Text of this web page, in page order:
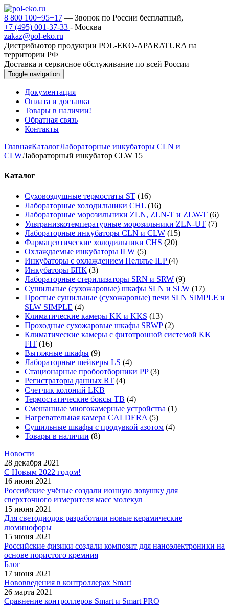
8 800 100−95−17 — Звонок по России бесплатный,
+7 (495) 001-37-33 - Москва
zakaz@pol-eko.ru
Дистрибьютор продукции POL-EKO-APARATURA на
территории РФ
Доставка и сервисное обслуживание по всей России
Toggle navigation
Документация
Оплата и доставка
Товары в наличии!
Обратная связь
Контакты
ГлавнаяКаталогЛабораторные инкубаторы CLN и
CLWЛабораторный инкубатор CLW 15
Каталог
Суховоздушные термостаты ST (16)
Лабораторные холодильники CHL (16)
Лабораторные морозильники ZLN, ZLN-T и ZLW-T (6)
Ультранизкотемпературные морозильники ZLN-UT (7)
Лабораторные инкубаторы CLN и CLW (15)
Фармацевтические холодильники CHS (20)
Охлаждаемые инкубаторы ILW (5)
Инкубаторы с охлаждением Пельтье ILP(4)
Инкубаторы БПК (3)
Лабораторные стерилизаторы SRN и SRW (9)
Сушильные (сухожаровые) шкафы SLN и SLW (17)
Простые сушильные (сухожаровые) печи SLN SIMPLE и
SLW SIMPLE (4)
Климатические камеры KK и KKS (13)
Проходные сухожаровые шкафы SRWP(2)
Климатические камеры с фитотронной системой KK
FIT (16)
Вытяжные шкафы (9)
Лабораторные шейкеры LS (4)
Стационарные пробоотборники PP (3)
Регистраторы данных RT (4)
Счетчик колоний LKB
Термостатические боксы TB (4)
Смешанные многокамерные устройства (1)
Нагревательная камера CALDERA (5)
Сушильные шкафы с продувкой азотом (4)
Товары в наличии (8)
Новости
28 декабря 2021
С Новым 2022 годом!
16 июня 2021
Российские учёные создали ионную ловушку для
сверхточного измерителя масс молекул
15 июня 2021
Для светодиодов разработали новые керамические
люминофоры
15 июня 2021
Российские физики создали композит для наноэлектроники на
основе пористого кремния
Блог
17 июня 2021
Нововведения в контроллерах Smart
26 марта 2021
Сравнение контроллеров Smart и Smart PRO